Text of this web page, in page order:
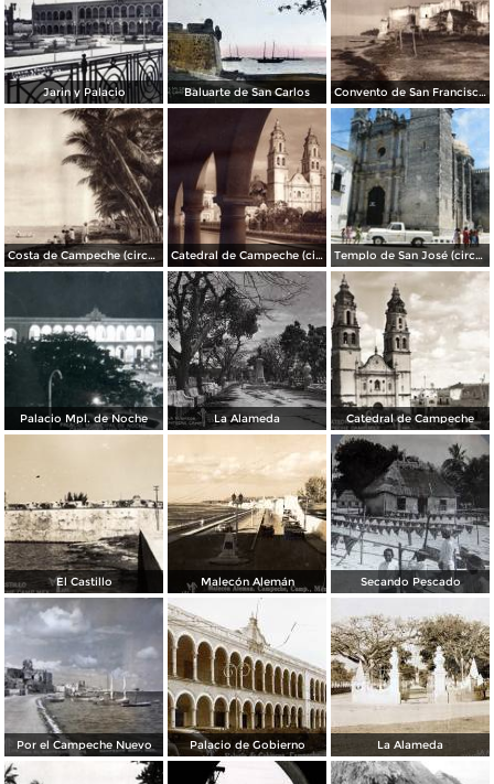
Jarin y Palacio Baluarte de San Carlos Convento de San Francisco de Campeche (circa 1920)
Costa de Campeche (circa 1920) Catedral de Campeche (circa 1920) Templo de San José (circa 1975)
Palacio Mpl. de Noche La Alameda Catedral de Campeche
El Castillo Malecón Alemán Secando Pescado
Por el Campeche Nuevo Palacio de Gobierno La Alameda